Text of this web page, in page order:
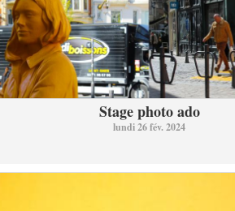
Stage photo ado
lundi 26 fév. 2024